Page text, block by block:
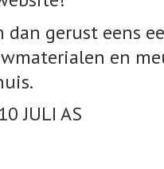
gerust eens
en
10JULI AS